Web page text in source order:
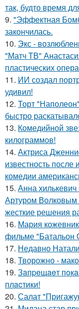
так, будто время
9. "Эффектная
закончилась.
10. Экс -
"Матч ТВ"
пластических
11. ИИ создал
удивил!
12. Торт
быстро
13. Комедийной
килограммов!
14. Актриса
известность
комедии
15. Анна хилькевич
Артуром Волковым
жесткие решения
16. Мария
фильме "Батальон
17. Недавно
18. Творожно -
19. Зaпpeщaeт
плacтики!
20. Салат